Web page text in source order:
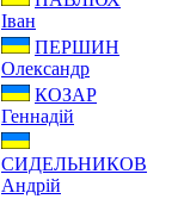
Іван
ПЕРШИН
Олександр
КОЗАР
Геннадій
СИДЕЛЬНИКОВ
Андрій